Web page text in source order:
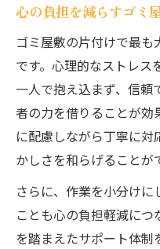
心の負担を減らすゴミ
ゴミ屋敷の片付けで最
です。心理的なストレス
一人で抱え込まず、信頼
者の力を借りることが効
に配慮しながら丁寧に
かしさを和らげることが
さらに、作業を小分けに
ことも心の負担軽減に
を踏まえたサポート体